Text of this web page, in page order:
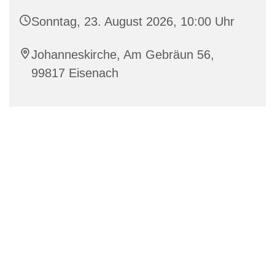
Sonntag, 23. August 2026, 10:00 Uhr
Johanneskirche, Am Gebräun 56,
99817 Eisenach